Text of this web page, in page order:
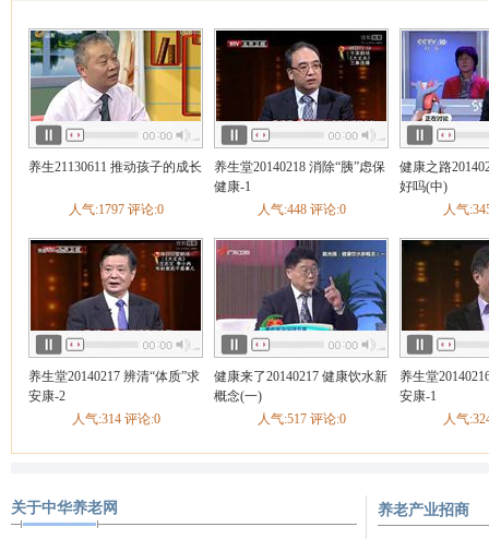
养生汇 健康北京 健康
养生21130611 推动孩子的成长
人气:1797 评论:0
养生堂20140218 消除“胰”虑保
健康-1
人气:448 评论:0
健康之路
好吗(中)
人气
养生堂20140217 辨清“体质”求
安康-2
人气:314 评论:0
健康来了20140217 健康饮水新
概念(一)
人气:517 评论:0
养生堂
安康-1
人气
关于中华养老网 养老产业招商